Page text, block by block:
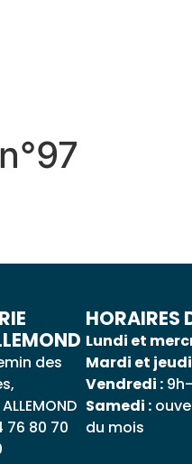
des
76 80 70
HORAIRES
Lundi et
Mardi et
Vendredi :9h-
Samedi :
du mois